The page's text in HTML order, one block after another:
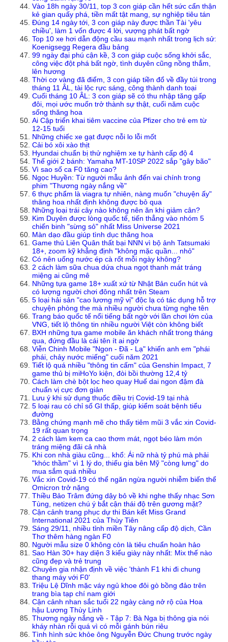
Vào 18h ngày 30/11, top 3 con giáp cần hết sức cẩn thận
kẻ gian quấy phá, tiền mất tật mang, sự nghiệp tiêu tán
Đúng 14 ngày tới, 3 con giáp này được thần Tài 'yêu
chiều', làm 1 vốn được 4 lời, vượng phát bất ngờ
Top 10 xe hơi dẫn động cầu sau mạnh nhất trong lịch sử:
Koenigsegg Regera đầu bảng
99 ngày đại phú cận kề, 3 con giáp cuộc sống khởi sắc,
công việc đột phá bất ngờ, tình duyên cũng nồng thắm,
lên hương
Thời cơ vàng đã điểm, 3 con giáp tiền đổ về đầy túi trong
tháng 11 ÂL, tài lộc rực sáng, công thành danh toại
Cuối tháng 10 ÂL: 3 con giáp sẽ có thu nhập tăng gấp
đôi, mọi ước muốn trở thành sự thật, cuối năm cuộc
sống thăng hoa
Ai Cập triển khai tiêm vaccine của Pfizer cho trẻ em từ
12-15 tuổi
Những chiếc xe gạt được nỗi lo lỗi mốt
Cải bó xôi xào thịt
Hyundai chuẩn bị thử nghiệm xe tự hành cấp độ 4
Thế giới 2 bánh: Yamaha MT-10SP 2022 sắp "gây bão"
Vì sao số ca F0 tăng cao?
Ngọc Huyền: Từ người mẫu ảnh đến vai chính trong
phim "Thương ngày nắng về"
6 thực phẩm là viagra tự nhiên, nàng muốn "chuyện ấy"
thăng hoa nhất định không được bỏ qua
Những loại trái cây nào không nên ăn khi giảm cân?
Kim Duyên được lòng quốc tế, tiến thẳng vào nhóm 5
chiến binh "sừng sỏ" nhất Miss Universe 2021
Màn dạo đầu giúp tình dục thăng hoa
Game thủ Liên Quân thất bại NNN vì bộ ảnh Tatsumaki
18+, zoom kỹ khẳng định "không mặc quần... nhỏ"
Có nên uống nước ép cà rốt mỗi ngày không?
2 cách làm sữa chua dứa chua ngọt thanh mát tráng
miệng ai cũng mê
Những tựa game 18+ xuất xứ từ Nhật Bản cuốn hút và
có lượng người chơi đông nhất trên Steam
5 loại hải sản "cao lương mỹ vị" độc lạ có tác dụng hỗ trợ
chuyện phòng the mà nhiều người chưa từng nghe tên
Trang báo quốc tế nổi tiếng bất ngờ với lần chơi lớn của
VNG, tiết lộ thông tin nhiều người Việt còn không biết
BXH những tựa game mobile ăn khách nhất trong tháng
qua, đứng đầu là cái tên ít ai ngờ
Viễn Chinh Mobile "Ngon - Đã - Lạ" khiến anh em "phái
phái, chảy nước miếng" cuối năm 2021
Tiết lộ quá nhiều "thông tin cấm" của Genshin Impact, 7
game thủ bị miHoYo kiện, đòi bồi thường 12,4 tỷ
Cách làm chè bột lọc heo quay Huế dai ngon đậm đà
chuẩn vị cực đơn giản
Lưu ý khi sử dụng thuốc điều trị Covid-19 tại nhà
5 loại rau có chỉ số GI thấp, giúp kiểm soát bệnh tiểu
đường
Bằng chứng mạnh mẽ cho thấy tiêm mũi 3 vắc xin Covid-
19 rất quan trọng
2 cách làm kem ca cao thơm mát, ngọt béo làm món
tráng miệng đãi cả nhà
Khi con nhà giàu cũng... khổ: Ái nữ nhà tỷ phú mà phải
"khóc thầm" vì 1 lý do, thiếu gia bên Mỹ "còng lưng" do
mua sắm quá nhiều
Vắc xin Covid-19 có thể ngăn ngừa người nhiễm biến thể
Omicron trở nặng
Thiều Bảo Trâm đứng dậy bỏ về khi nghe thấy nhạc Sơn
Tùng, netizen chú ý bắt cận thái độ trên gương mặt?
Cận cảnh trang phục dự thi Bán kết Miss Grand
International 2021 của Thùy Tiên
Sáng 29/11, nhiều tỉnh miền Tây nâng cấp độ dịch, Cần
Thơ thêm hàng ngàn F0
Người mẫu size 0 không còn là tiêu chuẩn hoàn hảo
Sao Hàn 30+ hay diện 3 kiểu giày này nhất: Mix thế nào
cũng đẹp và trẻ trung
Chuyên gia nhận định về việc 'thành F1 khi đi chung
thang máy với F0'
Triệu Lệ Dĩnh mặc váy ngủ khoe đôi gò bồng đảo trên
trang bìa tạp chí nam giới
Cận cảnh nhan sắc tuổi 22 ngày càng nở rộ của Hoa
hậu Lương Thùy Linh
Thương ngày nắng về - Tập 7: Bà Nga bị thông gia nói
kháy nhàn rỗi quá vì có mỗi gánh bún riêu
Tình hình sức khỏe ông Nguyễn Đức Chung trước ngày